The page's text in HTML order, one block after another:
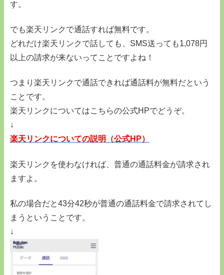
す。
でも楽天リンクで通話すれば無料です。
どれだけ楽天リンクで話しても、SMS送っても1,078円
以上の請求が来ないってことですよね！
つまり楽天リンクで通話できれば通話料が無料だという
ことです。
楽天リンクについてはこちらの公式HPでどうぞ。
↓
楽天リンクについての説明（公式HP）
楽天リンクを使わなければ、普通の通話料金が請求され
ますよ。
私の場合だと43分42秒が普通の通話料金で請求されてし
まうということです。
↓